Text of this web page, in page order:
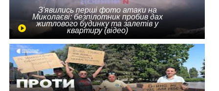
З'явились перші фото атаки на
Миколаєві: безпілотник пробив дах
житлового будинку та залетів у
квартиру (відео)